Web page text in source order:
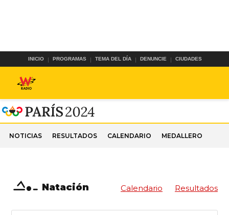
INICIO PROGRAMAS TEMA DEL DÍA DENUNCIE CIUDADES
NOTICIAS RESULTADOS CALENDARIO MEDALLERO
Natación Calendario Resultados